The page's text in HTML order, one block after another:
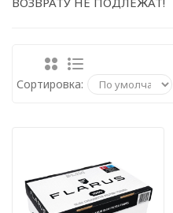
Сортировка: